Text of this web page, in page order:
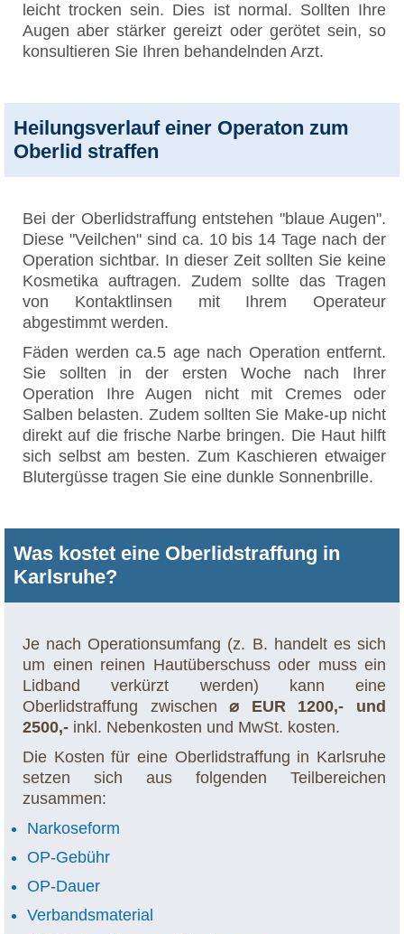
leicht trocken sein. Dies ist normal. Sollten Ihre
Augen aber stärker gereizt oder gerötet sein, so
konsultieren Sie Ihren behandelnden Arzt.
Heilungsverlauf einer Operaton zum
Oberlid straffen
Bei der Oberlidstraffung entstehen "blaue Augen".
Diese "Veilchen" sind ca. 10 bis 14 Tage nach der
Operation sichtbar. In dieser Zeit sollten Sie keine
Kosmetika auftragen. Zudem sollte das Tragen
von Kontaktlinsen mit Ihrem Operateur
abgestimmt werden.
Fäden werden ca.5 age nach Operation entfernt.
Sie sollten in der ersten Woche nach Ihrer
Operation Ihre Augen nicht mit Cremes oder
Salben belasten. Zudem sollten Sie Make-up nicht
direkt auf die frische Narbe bringen. Die Haut hilft
sich selbst am besten. Zum Kaschieren etwaiger
Blutergüsse tragen Sie eine dunkle Sonnenbrille.
Was kostet eine Oberlidstraffung in
Karlsruhe?
Je nach Operationsumfang (z. B. handelt es sich
um einen reinen Hautüberschuss oder muss ein
Lidband verkürzt werden) kann eine
Oberlidstraffung zwischen⌀ EUR 1200,- und
2500,- inkl. Nebenkosten und MwSt. kosten.
Die Kosten für eine Oberlidstraffung in Karlsruhe
setzen sich aus folgenden Teilbereichen
zusammen:
Narkoseform
OP-Gebühr
OP-Dauer
Verbandsmaterial